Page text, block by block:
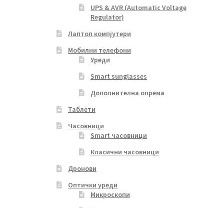
UPS & AVR (Automatic Voltage
Regulator)
Лаптоп компјутери
Мобилни телефони
Уреди
Smart sunglasses
Дополнителна опрема
Таблети
Часовници
Smart часовници
Класични часовници
Дронови
Оптички уреди
Микроскопи